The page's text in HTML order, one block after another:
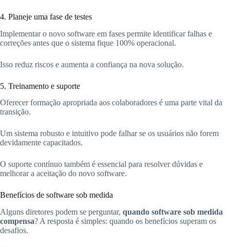
4. Planeje uma fase de testes
Implementar o novo software em fases permite identificar falhas e
correções antes que o sistema fique 100% operacional.
Isso reduz riscos e aumenta a confiança na nova solução.
5. Treinamento e suporte
Oferecer formação apropriada aos colaboradores é uma parte vital da
transição.
Um sistema robusto e intuitivo pode falhar se os usuários não forem
devidamente capacitados.
O suporte contínuo também é essencial para resolver dúvidas e
melhorar a aceitação do novo software.
Benefícios de software sob medida
Alguns diretores podem se perguntar, quando software sob medida
compensa? A resposta é simples: quando os benefícios superam os
desafios.